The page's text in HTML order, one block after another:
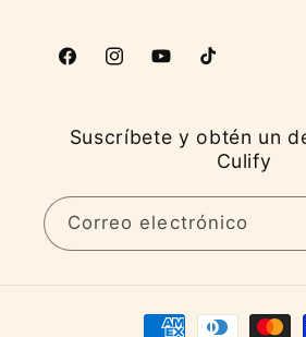
FacebookInstagramYouTubeTikTok
Suscríbete y obtén un
Culify
Correo electrónico
Formas